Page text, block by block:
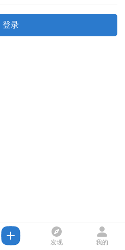
登录
发现 我的